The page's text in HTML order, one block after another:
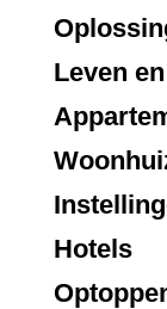
Leven
Hotels